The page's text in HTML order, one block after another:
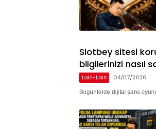
Slotbey sitesi
bilgilerinizi nasıl
Lain-Lain 04/07/2026
Bugünlerde dijital şans